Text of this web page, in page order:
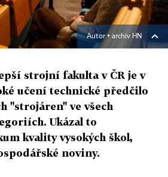
Autor ▪ archiv HN
strojní fakulta v ČR je v
učení technické předčilo
"strojáren" ve všech
Ukázal to
kvality vysokých škol,
noviny.